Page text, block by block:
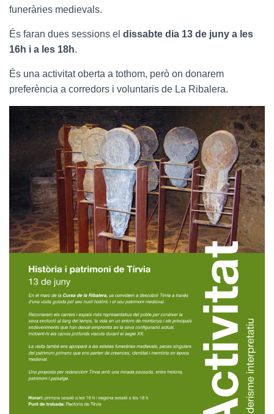
funeràries medievals.
És faran dues sessions el dissabte dia 13 de juny a les
16h i a les 18h.
És una activitat oberta a tothom, però on donarem
preferència a corredors i voluntaris de La Ribalera.